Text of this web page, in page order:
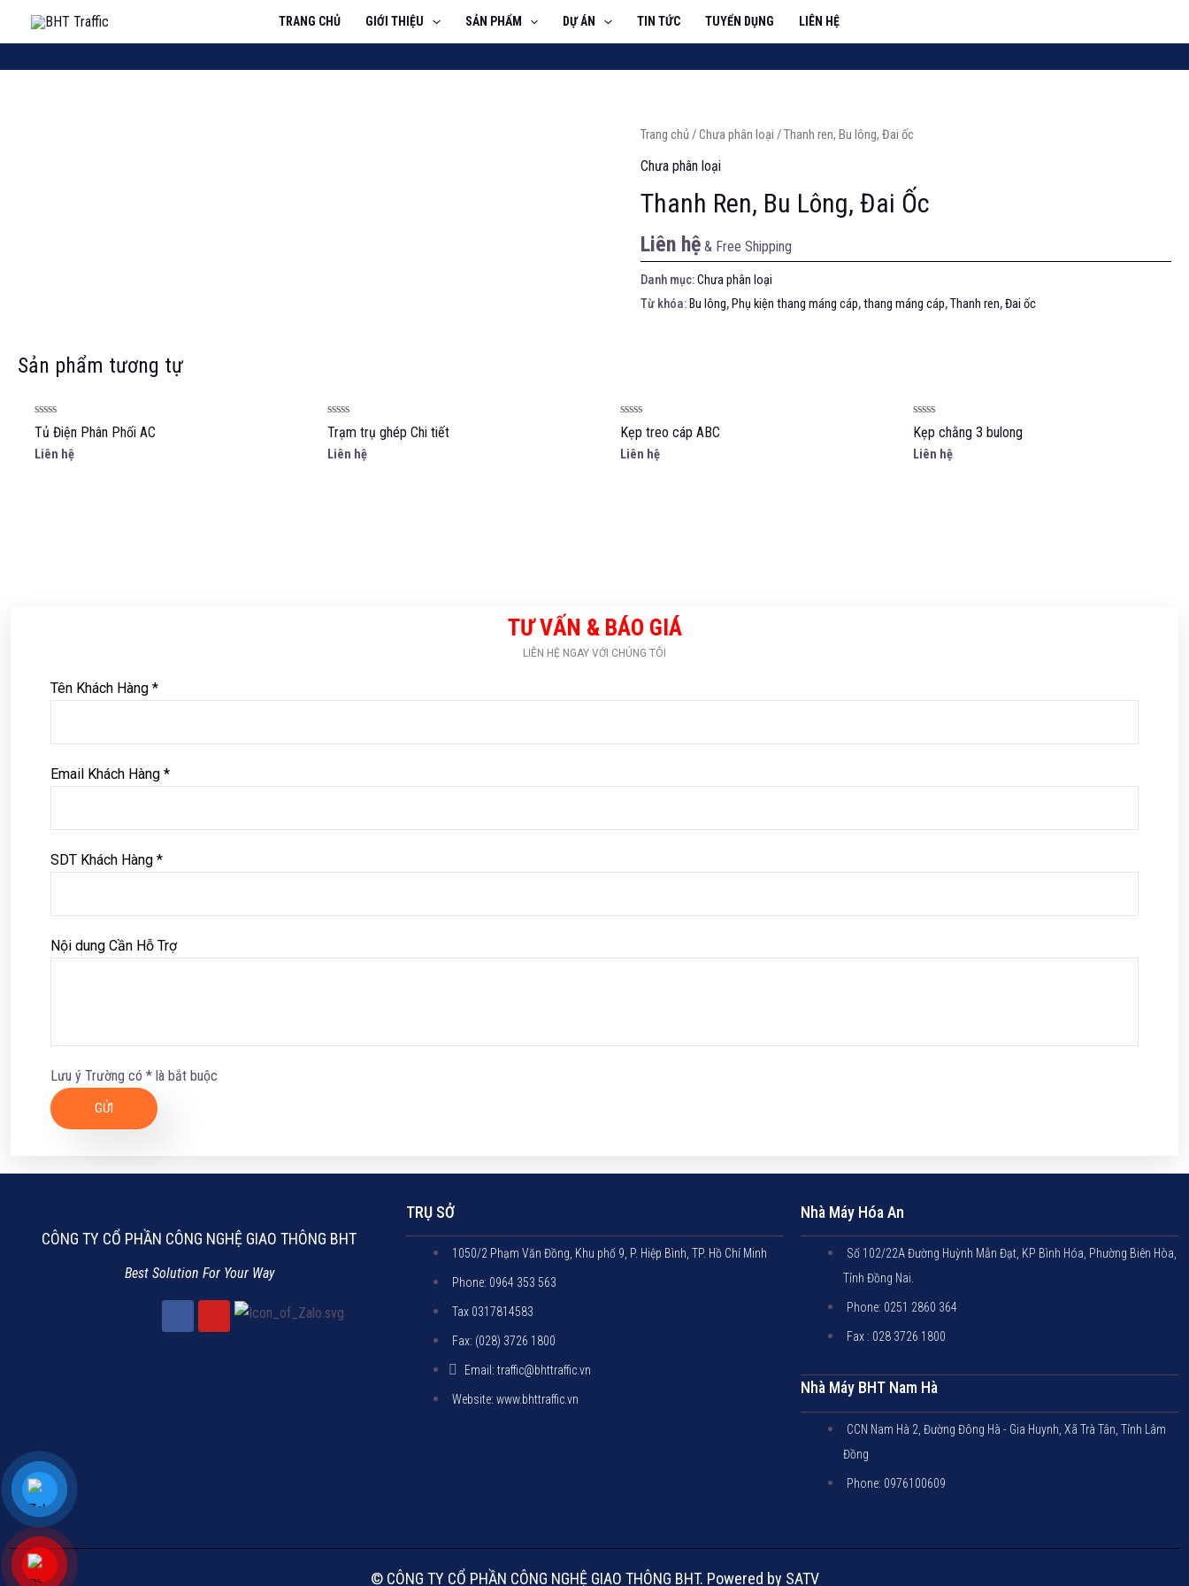
TRANG CHỦ GIỚI THIỆU SẢN PHẨM DỰ ÁN TIN TỨC TUYỂN DỤNG LIÊN HỆ
Trang chủ /Chưa phân loại / Thanh ren, Bu lông, Đai ốc
Chưa phân loại
Thanh Ren, Bu Lông, Đai Ốc
Liên hệ & Free Shipping
Danh mục:Chưa phân loại
Từ khóa:Bu lông,Phụ kiện thang máng cáp,thang máng cáp, Thanh ren,Đai ốc
Sản phẩm tương tự
Được
xếp
hạng
0
Tủ Điện Phân Phối AC
Liên hệ
Được
xếp
hạng
0
Trạm trụ ghép Chi tiết
Liên hệ
Được
xếp
hạng
0
Kẹp treo cáp ABC
Liên hệ
Được
xếp
hạng
0
Kẹp chằng 3 bulong
Liên hệ
TƯ VẤN & BÁO GIÁ
LIÊN HỆ NGAY VỚI CHÚNG TÔI
Tên Khách Hàng *
Email Khách Hàng *
SDT Khách Hàng *
Nội dung Cần Hỗ Trợ
Lưu ý Trường có * là bắt buộc
CÔNG TY CỔ PHẦN CÔNG NGHỆ GIAO THÔNG BHT
Best Solution For Your Way
TRỤ SỞ
1050/2 Phạm Văn Đồng, Khu phố 9, P. Hiệp Bình, TP. Hồ Chí Minh
Phone: 0964 353 563
Tax 0317814583
Fax: (028) 3726 1800
Email: traffic@bhttraffic.vn
Website: www.bhttraffic.vn
Nhà Máy Hóa An
Số 102/22A Đường Huỳnh Mẫn Đạt, KP Bình Hóa, Phường Biên Hòa,
Tỉnh Đồng Nai.
Phone: 0251 2860 364
Fax : 028 3726 1800
Nhà Máy BHT Nam Hà
CCN Nam Hà 2, Đường Đông Hà - Gia Huynh, Xã Trà Tân, Tỉnh Lâm
Đồng
Phone: 0976100609
© CÔNG TY CỔ PHẦN CÔNG NGHỆ GIAO THÔNG BHT. Powered by SATV